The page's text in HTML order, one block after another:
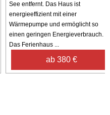
See entfernt. Das Haus ist
energieeffizient mit einer
Wärmepumpe und ermöglicht so
einen geringen Energieverbrauch.
Das Ferienhaus ...
ab 380 €